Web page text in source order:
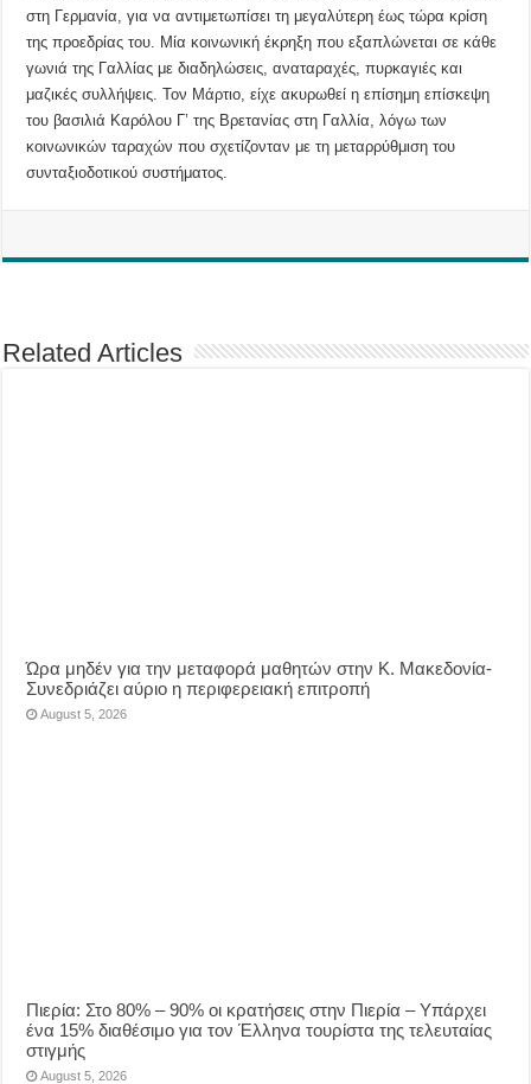
στη Γερμανία, για να αντιμετωπίσει τη μεγαλύτερη έως τώρα κρίση
της προεδρίας του. Μία κοινωνική έκρηξη που εξαπλώνεται σε κάθε
γωνιά της Γαλλίας με διαδηλώσεις, αναταραχές, πυρκαγιές και
μαζικές συλλήψεις. Τον Μάρτιο, είχε ακυρωθεί η επίσημη επίσκεψη
του βασιλιά Καρόλου Γ’ της Βρετανίας στη Γαλλία, λόγω των
κοινωνικών ταραχών που σχετίζονταν με τη μεταρρύθμιση του
συνταξιοδοτικού συστήματος.
Related Articles
Ώρα μηδέν για την μεταφορά μαθητών στην Κ. Μακεδονία-
Συνεδριάζει αύριο η περιφερειακή επιτροπή
August 5, 2026
Πιερία: Στο 80% – 90% οι κρατήσεις στην Πιερία – Υπάρχει
ένα 15% διαθέσιμο για τον Έλληνα τουρίστα της τελευταίας
στιγμής
August 5, 2026